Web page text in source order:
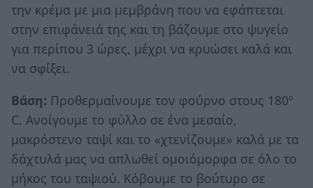
την κρέμα με μια μεμβράνη που να εφάπτεται
στην επιφάνειά της και τη βάζουμε στο ψυγείο
για περίπου 3 ώρες, μέχρι να κρυώσει καλά και
να σφίξει.
Βάση: Προθερμαίνουμε τον φούρνο στους 180º
C. Ανοίγουμε το φύλλο σε ένα μεσαίο,
μακρόστενο ταψί και το «χτενίζουμε» καλά με τα
δάχτυλά μας να απλωθεί ομοιόμορφα σε όλο το
μήκος του ταψιού. Κόβουμε το βούτυρο σε